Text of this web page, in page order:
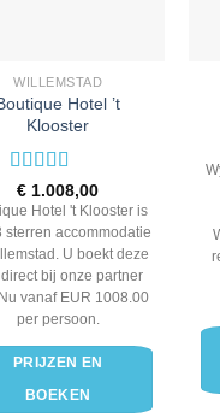
WILLEMSTAD
Hotel ’t
Klooster
Waardering
3uit 5
€ 1.008,00
Hotel 't Klooster is
sterren accommodatie
U boekt deze
bij onze partner
vanaf EUR 1008.00
per persoon.
PRIJZEN EN
BOEKEN